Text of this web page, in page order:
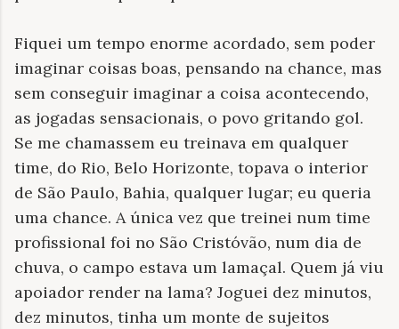
Fiquei um tempo enorme acordado, sem poder
imaginar coisas boas, pensando na chance, mas
sem conseguir imaginar a coisa acontecendo,
as jogadas sensacionais, o povo gritando gol.
Se me chamassem eu treinava em qualquer
time, do Rio, Belo Horizonte, topava o interior
de São Paulo, Bahia, qualquer lugar; eu queria
uma chance. A única vez que treinei num time
profissional foi no São Cristóvão, num dia de
chuva, o campo estava um lamaçal. Quem já viu
apoiador render na lama? Joguei dez minutos,
dez minutos, tinha um monte de sujeitos